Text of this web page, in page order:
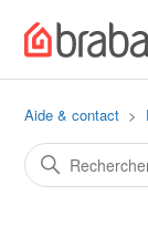
Aide & contact